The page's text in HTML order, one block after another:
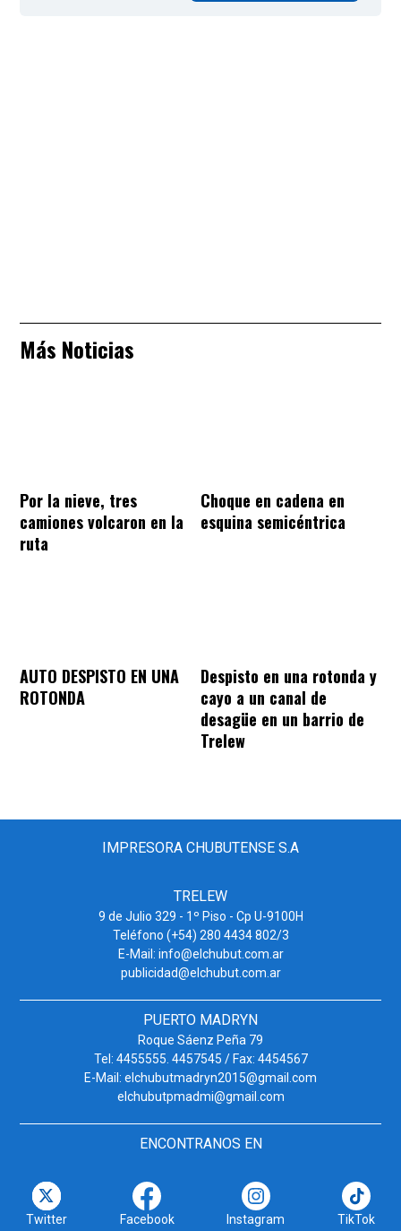
Más Noticias
Por la nieve, tres
camiones volcaron en la
ruta
Choque en cadena en
esquina semicéntrica
AUTO DESPISTO EN UNA
ROTONDA
Despisto en una rotonda y
cayo a un canal de
desagüe en un barrio de
Trelew
IMPRESORA CHUBUTENSE S.A
TRELEW
9 de Julio 329 - 1º Piso - Cp U-9100H
Teléfono (+54) 280 4434 802/3
E-Mail: info@elchubut.com.ar
publicidad@elchubut.com.ar
PUERTO MADRYN
Roque Sáenz Peña 79
Tel: 4455555. 4457545 / Fax: 4454567
E-Mail: elchubutmadryn2015@gmail.com
elchubutpmadmi@gmail.com
ENCONTRANOS EN
Twitter Facebook Instagram TikTok